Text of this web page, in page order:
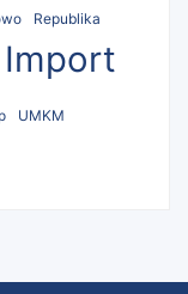
Republika
Import
UMKM